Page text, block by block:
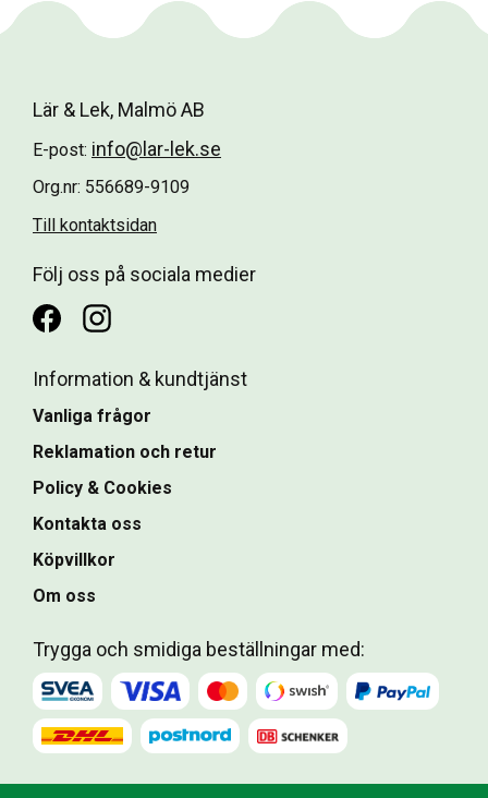
Lär & Lek, Malmö AB
E-post: info@lar-lek.se
Org.nr: 556689-9109
Till kontaktsidan
Följ oss på sociala medier
Information & kundtjänst
Vanliga frågor
Reklamation och retur
Policy & Cookies
Kontakta oss
Köpvillkor
Om oss
Trygga och smidiga beställningar med: